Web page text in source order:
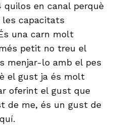
quilos en canal perquè
capacitats
una carn molt
petit no treu el
menjar-lo amb el pes
el gust ja és molt
oferint el gust que
de me, és un gust de